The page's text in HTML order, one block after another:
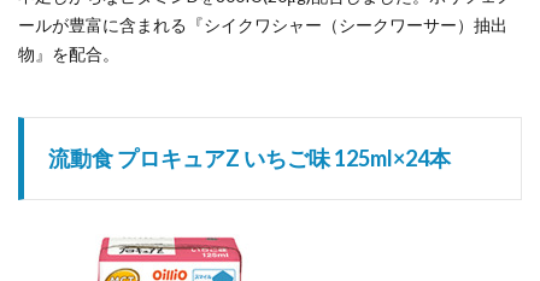
ールが豊富に含まれる『シイクワシャー（シークワーサー）抽出
物』を配合。
流動食 プロキュアZ いちご味 125ml×24本